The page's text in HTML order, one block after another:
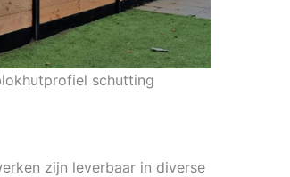
schutting
zijn leverbaar in diverse